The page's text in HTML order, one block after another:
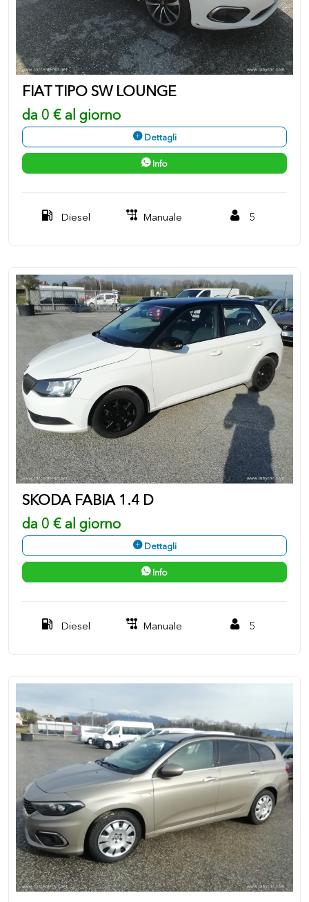
FIAT TIPO SW LOUNGE
da 0 € al giorno
Dettagli
Info
Diesel Manuale 5
SKODA FABIA 1.4 D
da 0 € al giorno
Dettagli
Info
Diesel Manuale 5